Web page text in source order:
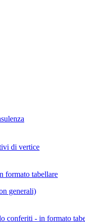
di vertice
formato tabellare
generali)
conferiti - in formato